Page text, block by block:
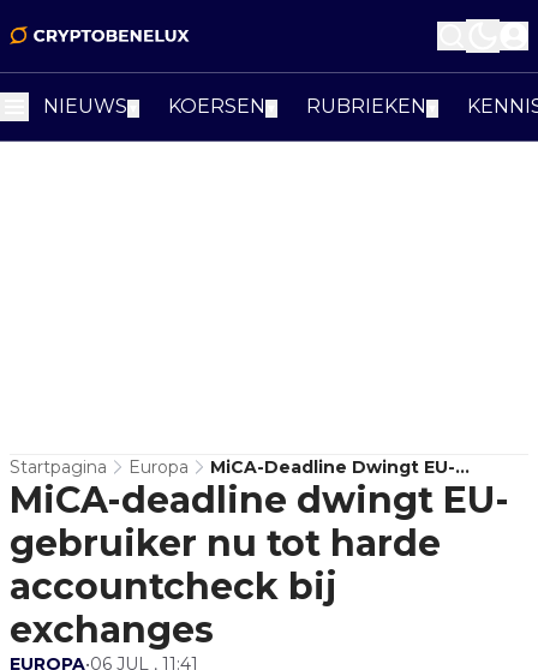
NIEUWS KOERSEN RUBRIEKEN
Startpagina Europa
MiCA-Deadline Dwingt EU-
Gebruiker Nu Tot Harde
Accountcheck Bij Exchanges
MiCA-deadline dwingt EU-
gebruiker nu tot harde
accountcheck bij
exchanges
EUROPA•06 JUL , 11:41